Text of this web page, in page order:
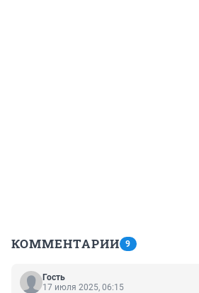
КОММЕНТАРИИ 9
Гость
17 июля 2025, 06:15